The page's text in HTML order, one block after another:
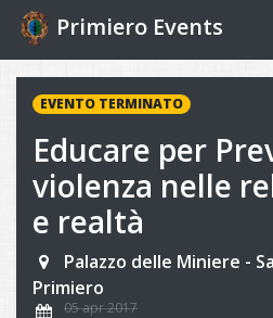
Primiero Events
EVENTO TERMINATO
Educare per
violenza nelle
e realtà
Palazzo delle Miniere -
Primiero
05 apr 2017